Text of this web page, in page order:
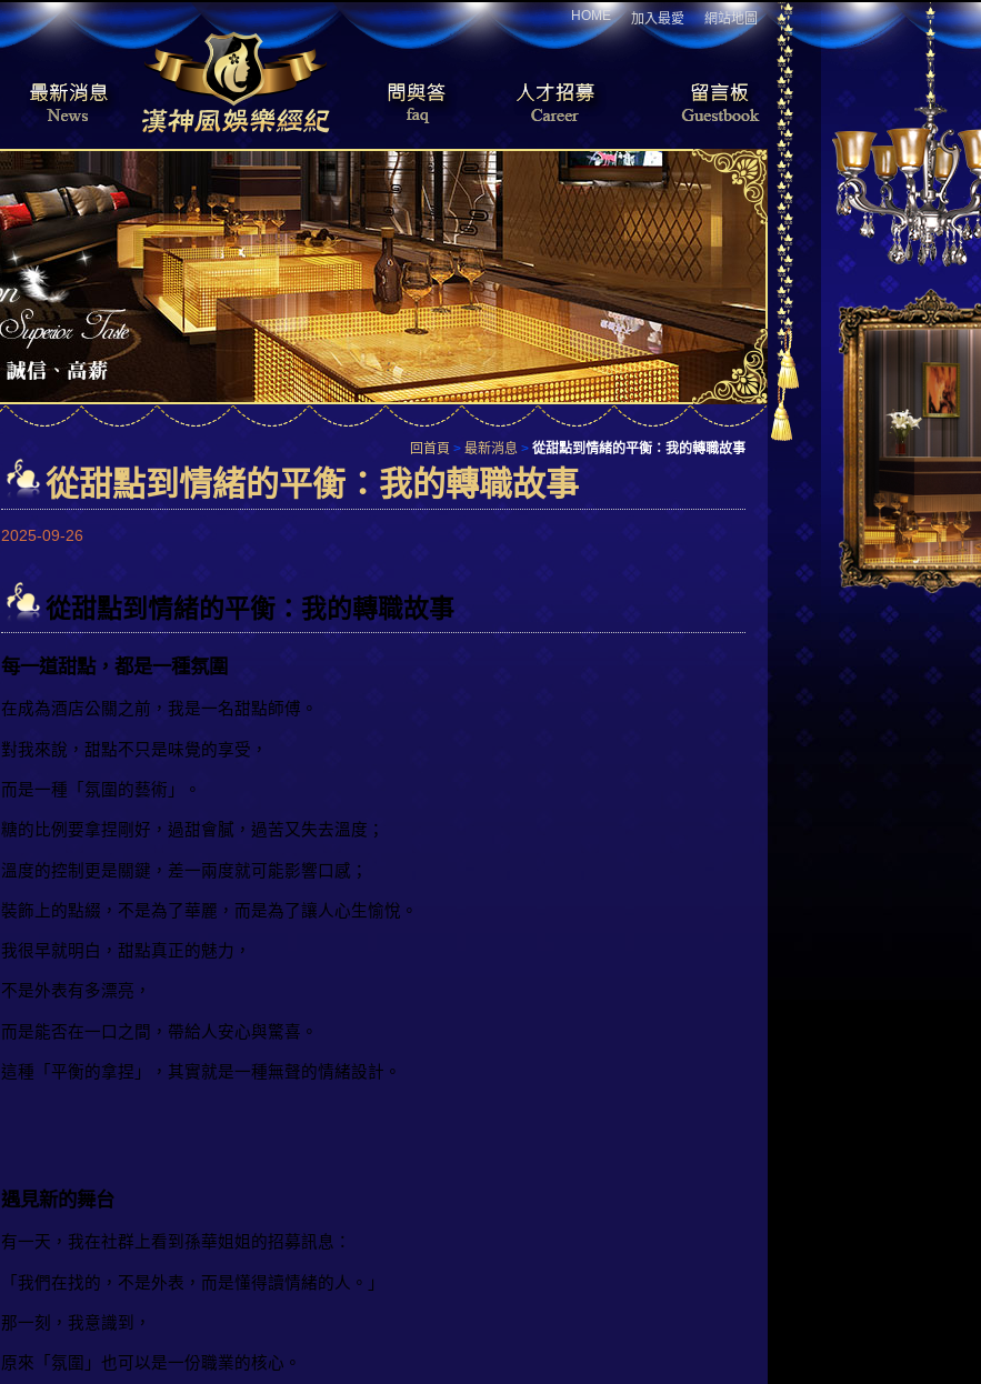
HOME 加入最愛 網站地圖
回首頁 > 最新消息 > 從甜點到情緒的平衡：我的轉職故事
從甜點到情緒的平衡：我的轉職故事
2025-09-26
從甜點到情緒的平衡：我的轉職故事
每一道甜點，都是一種氛圍
在成為酒店公關之前，我是一名甜點師傅。
對我來說，甜點不只是味覺的享受，
而是一種「氛圍的藝術」。
糖的比例要拿捏剛好，過甜會膩，過苦又失去溫度；
溫度的控制更是關鍵，差一兩度就可能影響口感；
裝飾上的點綴，不是為了華麗，而是為了讓人心生愉悅。
我很早就明白，甜點真正的魅力，
不是外表有多漂亮，
而是能否在一口之間，帶給人安心與驚喜。
這種「平衡的拿捏」，其實就是一種無聲的情緒設計。
遇見新的舞台
有一天，我在社群上看到孫華姐姐的招募訊息：
「我們在找的，不是外表，而是懂得讀情緒的人。」
那一刻，我意識到，
原來「氛圍」也可以是一份職業的核心。